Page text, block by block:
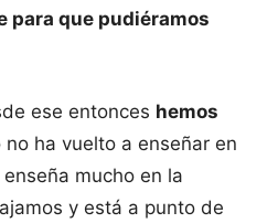
para que pudiéramos
ese entonces hemos
no ha vuelto a enseñar en
mucho en la
y está a punto de